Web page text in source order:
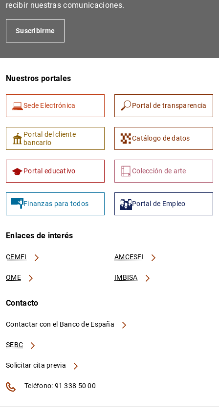
1 2
recibir nuestras comunicaciones.
Suscribirme
Nuestros portales
Sede Electrónica Portal de transparencia
Portal del cliente
bancario
Catálogo de datos
Portal educativo Colección de arte
Finanzas para todos Portal de Empleo
Enlaces de interés
CEMFI AMCESFI
OME IMBISA
Contacto
Contactar con el Banco de España
SEBC
Solicitar cita previa
Teléfono: 91 338 50 00